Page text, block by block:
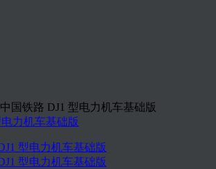
中国铁路 DJ1 型电力机车基础版